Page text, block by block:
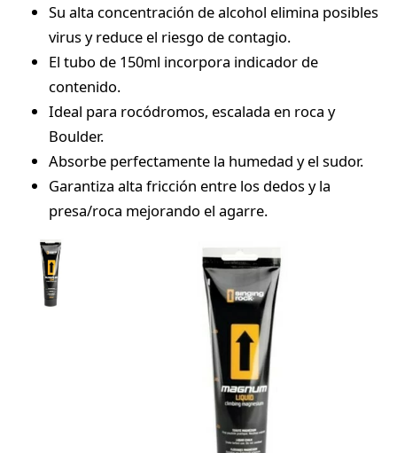
Su alta concentración de alcohol elimina posibles
virus y reduce el riesgo de contagio.
El tubo de 150ml incorpora indicador de
contenido.
Ideal para rocódromos, escalada en roca y
Boulder.
Absorbe perfectamente la humedad y el sudor.
Garantiza alta fricción entre los dedos y la
presa/roca mejorando el agarre.